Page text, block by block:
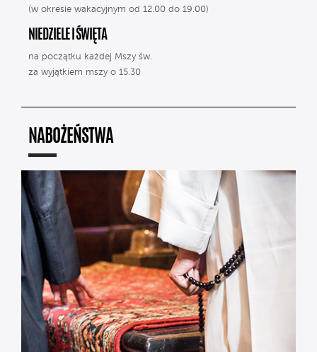
(w okresie wakacyjnym od 12.00 do 19.00)
NIEDZIELE I ŚWIĘTA
na początku każdej Mszy św.
za wyjątkiem mszy o 15.30
NABOŻEŃSTWA